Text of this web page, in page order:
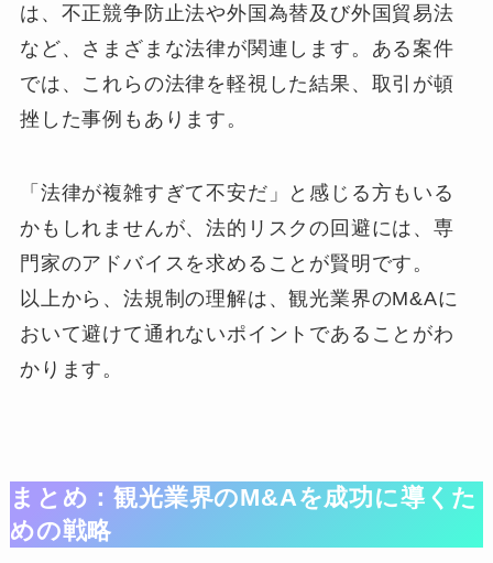
は、不正競争防止法や外国為替及び外国貿易法
など、さまざまな法律が関連します。ある案件
では、これらの法律を軽視した結果、取引が頓
挫した事例もあります。
「法律が複雑すぎて不安だ」と感じる方もいる
かもしれませんが、法的リスクの回避には、専
門家のアドバイスを求めることが賢明です。
以上から、法規制の理解は、観光業界のM&Aに
おいて避けて通れないポイントであることがわ
かります。
まとめ：観光業界のM&Aを成功に導くた
めの戦略